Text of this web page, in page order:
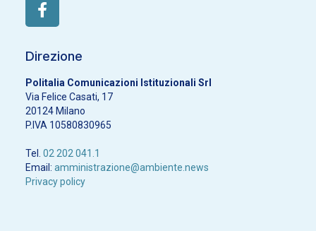
Direzione
Politalia Comunicazioni Istituzionali Srl
Via Felice Casati, 17
20124 Milano
P.IVA 10580830965
Tel. 02 202 041.1
Email: amministrazione@ambiente.news
Privacy policy